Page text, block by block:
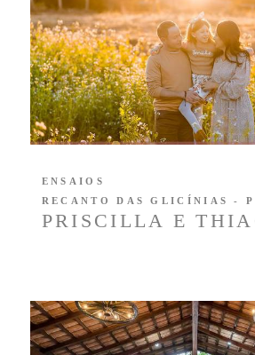
PRISCILLA E
ENSAIOS
RECANTO DAS GLICÍNIAS -